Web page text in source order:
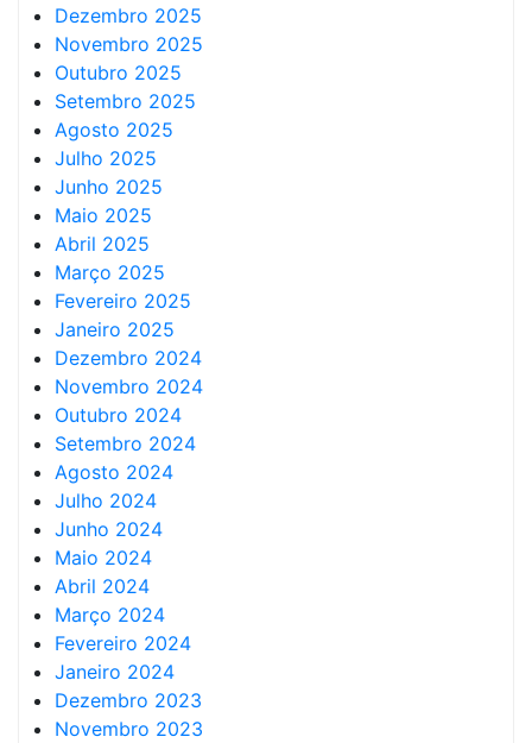
Dezembro 2025
Novembro 2025
Outubro 2025
Setembro 2025
Agosto 2025
Julho 2025
Junho 2025
Maio 2025
Abril 2025
Março 2025
Fevereiro 2025
Janeiro 2025
Dezembro 2024
Novembro 2024
Outubro 2024
Setembro 2024
Agosto 2024
Julho 2024
Junho 2024
Maio 2024
Abril 2024
Março 2024
Fevereiro 2024
Janeiro 2024
Dezembro 2023
Novembro 2023